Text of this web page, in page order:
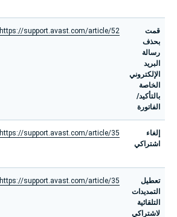
قمت
بحذف
رسالة
البريد
الإلكتروني
الخاصة
بالتأكيد/
الفاتورة
https://support.avast.com/article/52/
إلغاء
اشتراكي
https://support.avast.com/article/35/
تعطيل
التمديدات
التلقائية
لاشتراكي
https://support.avast.com/article/35/